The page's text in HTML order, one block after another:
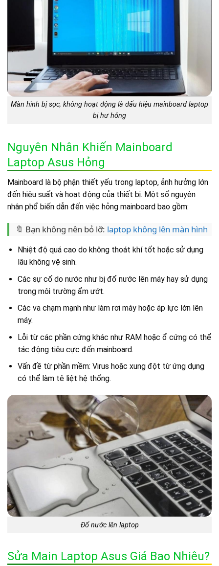
Màn hình bị sọc, không hoạt động là dấu hiệu mainboard laptop
bị hư hỏng
Nguyên Nhân Khiến Mainboard
Laptop Asus Hỏng
Mainboard là bộ phận thiết yếu trong laptop, ảnh hưởng lớn
đến hiệu suất và hoạt động của thiết bị. Một số nguyên
nhân phổ biến dẫn đến việc hỏng mainboard bao gồm:
🔖 Bạn không nên bỏ lỡ: laptop không lên màn hình
Nhiệt độ quá cao do không thoát khí tốt hoặc sử dụng
lâu không vệ sinh.
Các sự cố do nước như bị đổ nước lên máy hay sử dụng
trong môi trường ẩm ướt.
Các va chạm mạnh như làm rơi máy hoặc áp lực lớn lên
máy.
Lỗi từ các phần cứng khác như RAM hoặc ổ cứng có thể
tác động tiêu cực đến mainboard.
Vấn đề từ phần mềm: Virus hoặc xung đột từ ứng dụng
có thể làm tê liệt hệ thống.
Đổ nước lên laptop
Sửa Main Laptop Asus Giá Bao Nhiêu?